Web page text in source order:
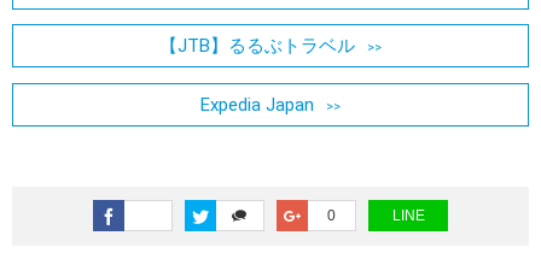
【JTB】るるぶトラベル
Expedia Japan
0 LINE